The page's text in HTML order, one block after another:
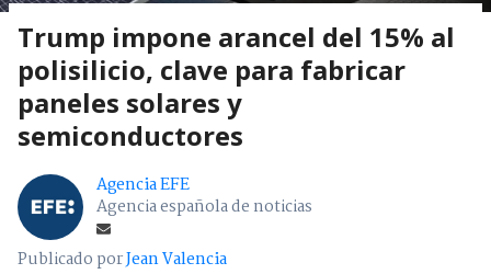
Trump impone arancel del 15% al
polisilicio, clave para fabricar
paneles solares y
semiconductores
Agencia EFE
Agencia española de noticias
Publicado porJean Valencia